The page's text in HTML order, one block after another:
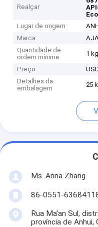
Realçar
Lugar de origem
Marca
Quantidade de
ordem mínima
1 kg
Preço
Detalhes da
embalagem
25
Ms. Anna Zhang
86-0551-
Rua Ma'an Sul,
província de Anhui,